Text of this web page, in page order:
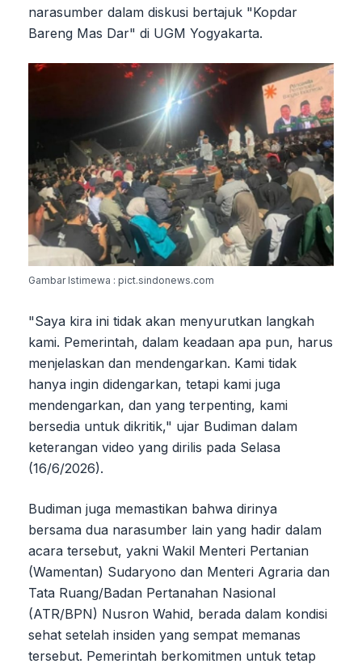
narasumber dalam diskusi bertajuk "Kopdar
Bareng Mas Dar" di UGM Yogyakarta.
Gambar Istimewa : pict.sindonews.com
"Saya kira ini tidak akan menyurutkan langkah
kami. Pemerintah, dalam keadaan apa pun, harus
menjelaskan dan mendengarkan. Kami tidak
hanya ingin didengarkan, tetapi kami juga
mendengarkan, dan yang terpenting, kami
bersedia untuk dikritik," ujar Budiman dalam
keterangan video yang dirilis pada Selasa
(16/6/2026).
Budiman juga memastikan bahwa dirinya
bersama dua narasumber lain yang hadir dalam
acara tersebut, yakni Wakil Menteri Pertanian
(Wamentan) Sudaryono dan Menteri Agraria dan
Tata Ruang/Badan Pertanahan Nasional
(ATR/BPN) Nusron Wahid, berada dalam kondisi
sehat setelah insiden yang sempat memanas
tersebut. Pemerintah berkomitmen untuk tetap